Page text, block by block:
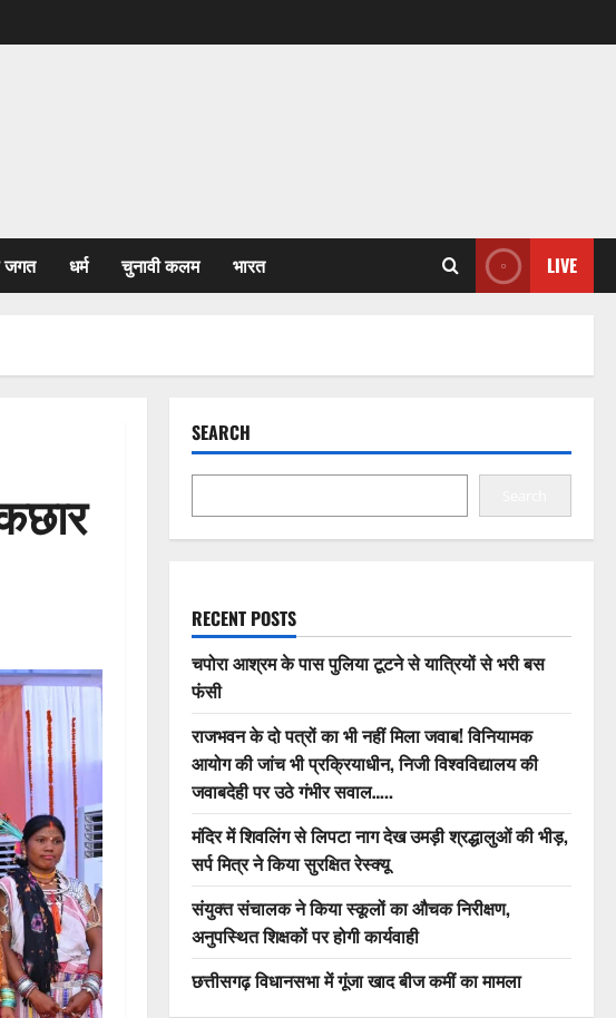
धर्म चुनावी कलम भारत LIVE
SEARCH
RECENT POSTS
चपोरा आश्रम के पास पुलिया टूटने से यात्रियों से भरी बस
फंसी
राजभवन के दो पत्रों का भी नहीं मिला जवाब! विनियामक
आयोग की जांच भी प्रक्रियाधीन, निजी विश्वविद्यालय की
जवाबदेही पर उठे गंभीर सवाल…..
मंदिर में शिवलिंग से लिपटा नाग देख उमड़ी श्रद्धालुओं की भीड़,
सर्प मित्र ने किया सुरक्षित रेस्क्यू
संयुक्त संचालक ने किया स्कूलों का औचक निरीक्षण,
अनुपस्थित शिक्षकों पर होगी कार्यवाही
छत्तीसगढ़ विधानसभा में गूंजा खाद बीज कमीं का मामला